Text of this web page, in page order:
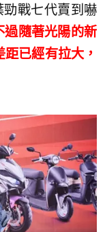
戰七代賣到嚇
過隨著光陽的新
已經有拉大，